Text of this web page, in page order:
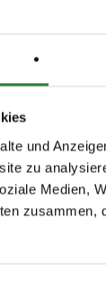
und
zu
Medien,
zusammen,
wird die Nennung
die
Zeiten für den
vor Ort
in die Halle